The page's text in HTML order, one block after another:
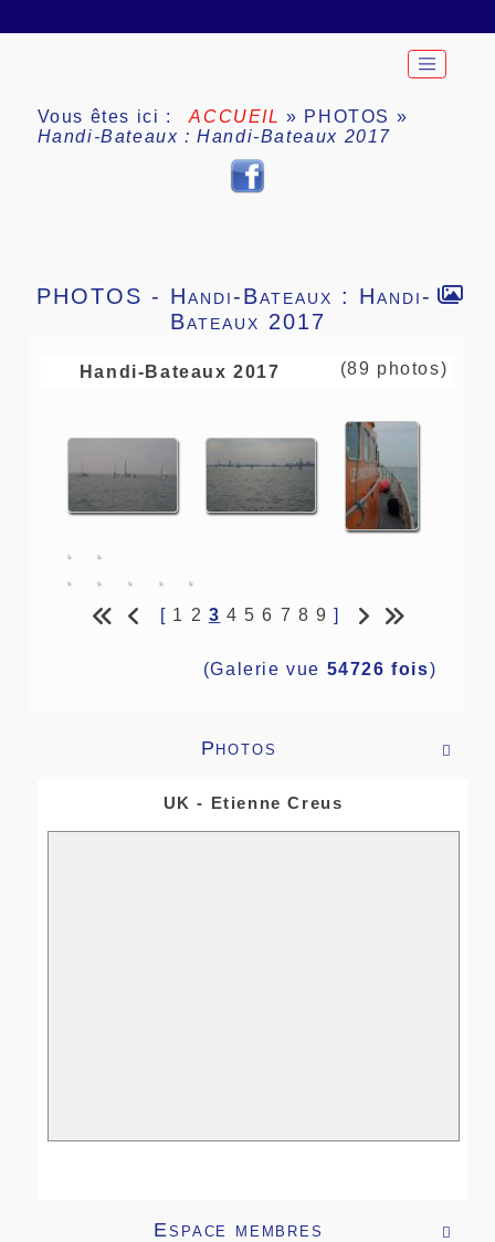
Vous êtes ici : ACCUEIL» PHOTOS »
Handi-Bateaux : Handi-Bateaux 2017
PHOTOS - Handi-Bateaux : Handi-
Bateaux 2017
Handi-Bateaux 2017 (89 photos)
[ 1 2 3 4 5 6 7 8 9 ]
(Galerie vue 54726 fois)

Photos
UK - Etienne Creus

Espace membres